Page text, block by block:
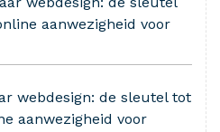
aanwezigheid voor
webdesign: de sleutel tot
aanwezigheid voor